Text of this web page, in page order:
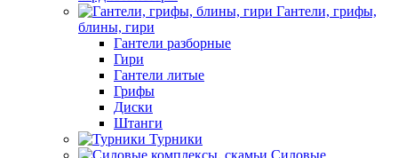
Гантели, грифы,
блины, гири
Гантели разборные
Гири
Гантели литые
Грифы
Диски
Штанги
Турники
Силовые